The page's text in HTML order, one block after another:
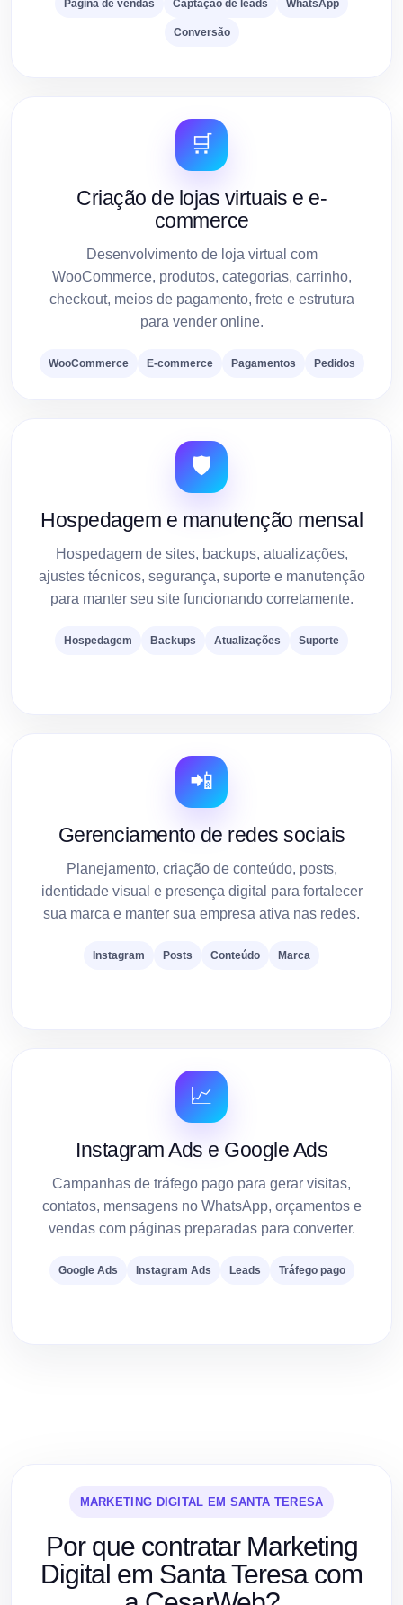
Página de vendas Captação de leads WhatsApp
Conversão
🛒
Criação de lojas virtuais e e-
commerce
Desenvolvimento de loja virtual com
WooCommerce, produtos, categorias, carrinho,
checkout, meios de pagamento, frete e estrutura
para vender online.
WooCommerce E-commerce Pagamentos Pedidos
🛡️
Hospedagem e manutenção mensal
Hospedagem de sites, backups, atualizações,
ajustes técnicos, segurança, suporte e manutenção
para manter seu site funcionando corretamente.
Hospedagem Backups Atualizações Suporte
📲
Gerenciamento de redes sociais
Planejamento, criação de conteúdo, posts,
identidade visual e presença digital para fortalecer
sua marca e manter sua empresa ativa nas redes.
Instagram Posts Conteúdo Marca
📈
Instagram Ads e Google Ads
Campanhas de tráfego pago para gerar visitas,
contatos, mensagens no WhatsApp, orçamentos e
vendas com páginas preparadas para converter.
Google Ads Instagram Ads Leads Tráfego pago
MARKETING DIGITAL EM SANTA TERESA
Por que contratar Marketing
Digital em Santa Teresa com